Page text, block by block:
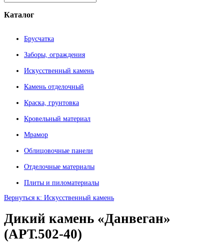
Каталог
Брусчатка
Заборы, ограждения
Искусственный камень
Камень отделочный
Краска, грунтовка
Кровельный материал
Мрамор
Облицовочные панели
Отделочные материалы
Плиты и пиломатериалы
Вернуться к: Искусственный камень
Дикий камень «Данвеган»
(АРТ.502-40)